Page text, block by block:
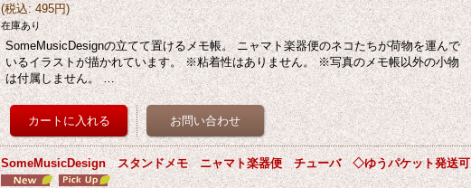
(税込: 495円)
在庫あり
SomeMusicDesignの立てて置けるメモ帳。 ニャマト楽器便のネコたちが荷物を運んで
いるイラストが描かれています。 ※粘着性はありません。 ※写真のメモ帳以外の小物
は付属しません。 …
SomeMusicDesign スタンドメモ ニャマト楽器便 チューバ ◇ゆうパケット発送可